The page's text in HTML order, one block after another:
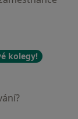
kolegy!